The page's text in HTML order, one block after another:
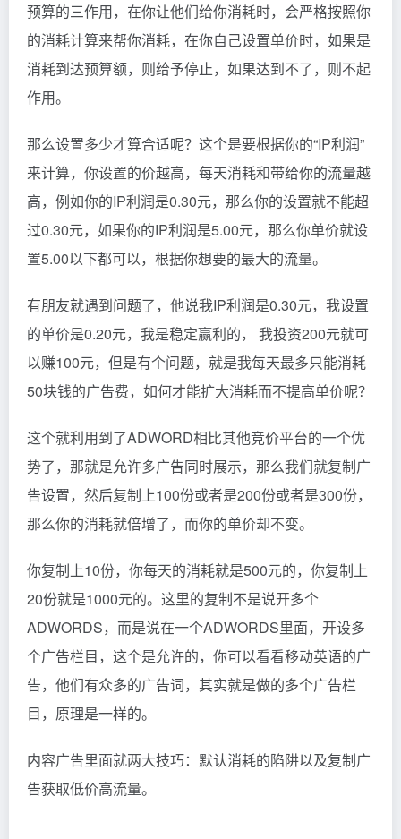
预算的三作用，在你让他们给你消耗时，会严格按照你
的消耗计算来帮你消耗，在你自己设置单价时，如果是
消耗到达预算额，则给予停止，如果达到不了，则不起
作用。
那么设置多少才算合适呢？这个是要根据你的“IP利润”
来计算，你设置的价越高，每天消耗和带给你的流量越
高，例如你的IP利润是0.30元，那么你的设置就不能超
过0.30元，如果你的IP利润是5.00元，那么你单价就设
置5.00以下都可以，根据你想要的最大的流量。
有朋友就遇到问题了，他说我IP利润是0.30元，我设置
的单价是0.20元，我是稳定赢利的， 我投资200元就可
以赚100元，但是有个问题，就是我每天最多只能消耗
50块钱的广告费，如何才能扩大消耗而不提高单价呢？
这个就利用到了ADWORD相比其他竞价平台的一个优
势了，那就是允许多广告同时展示，那么我们就复制广
告设置，然后复制上100份或者是200份或者是300份，
那么你的消耗就倍增了，而你的单价却不变。
你复制上10份，你每天的消耗就是500元的，你复制上
20份就是1000元的。这里的复制不是说开多个
ADWORDS，而是说在一个ADWORDS里面，开设多
个广告栏目，这个是允许的，你可以看看移动英语的广
告，他们有众多的广告词，其实就是做的多个广告栏
目，原理是一样的。
内容广告里面就两大技巧：默认消耗的陷阱以及复制广
告获取低价高流量。